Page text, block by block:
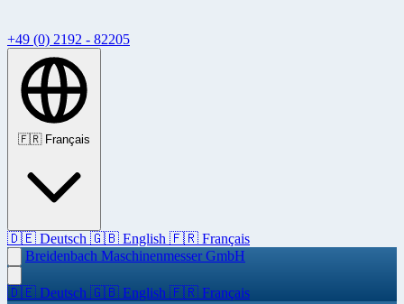
+49 (0) 2192 - 82205
🇫🇷 Français
🇩🇪 Deutsch 🇬🇧 English 🇫🇷 Français
Breidenbach Maschinenmesser GmbH
🇩🇪 Deutsch 🇬🇧 English 🇫🇷 Français